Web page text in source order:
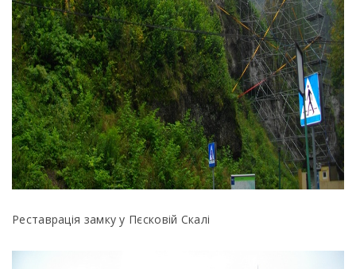
Реставрація замку у Пєсковій Скалі